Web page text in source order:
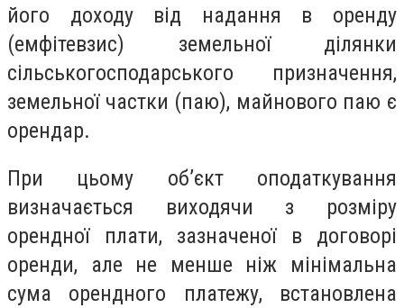
його доходу від надання в оренду
(емфітевзис) земельної ділянки
сільськогосподарського призначення,
земельної частки (паю), майнового паю є
орендар.
При цьому об’єкт оподаткування
визначається виходячи з розміру
орендної плати, зазначеної в договорі
оренди, але не менше ніж мінімальна
сума орендного платежу, встановлена